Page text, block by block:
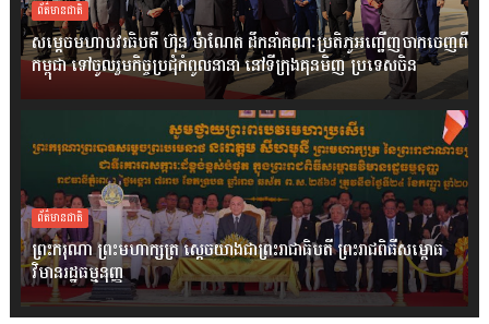
ព័ត៌មានជាតិ
សម្តេចមហាបវរធិបតី ហ៊ុន ម៉ាណែត ដឹកនាំគណៈប្រតិភូអញ្ជើញចាកចេញពី
កម្ពុជា ទៅចូលរួមកិច្ចប្រជុំកំពូលនានា នៅទីក្រុងគុនមិញ ប្រទេសចិន
ព័ត៌មានជាតិ
ព្រះករុណា ព្រះមហាក្សត្រ ស្តេចយាងជាព្រះរាជាធិបតី ព្រះរាជពិធីសម្ពោធ
វិមានរដ្ឋធម្មនុញ្ញ